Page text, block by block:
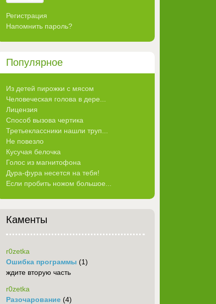
Регистрация
Напомнить пароль?
Популярное
Из детей пирожки с мясом
Человеческая голова в дере...
Лицензия
Способ вызова чертика
Третьеклассники нашли труп...
Не повезло
Кусучая белочка
Голос из магнитофона
Дура-фура несется на тебя!
Если пробить ножом большое...
Каменты
r0zetka
Ошибка программы (1)
ждите вторую часть
r0zetka
Разочарование (4)